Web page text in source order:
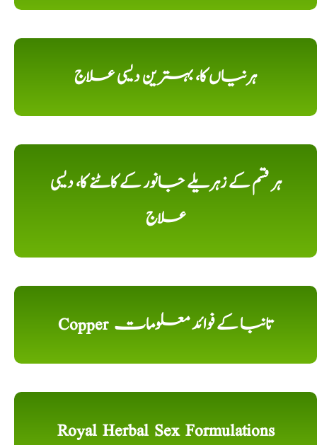
ہرنیاں کا، بہترین دیسی علاج
ہر قسم کے زہریلے جانور کے کاٹنے کا، دیسی
علاج
Copper تانبا کے فوائد معلومات
Royal Herbal Sex Formulations